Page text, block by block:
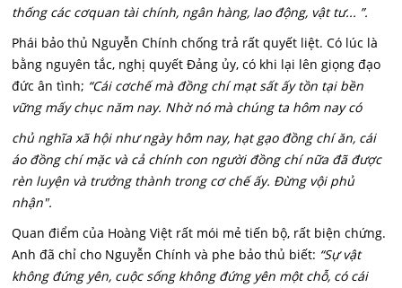
thống các cơquan tài chính, ngân hàng, lao động, vật tư... ”.
Phái bảo thủ Nguyễn Chính chống trả rất quyết liệt. Có lúc là
bằng nguyên tắc, nghị quyết Đảng ủy, có khi lại lên giọng đạo
đức ân tình; “Cái cơchế mà đồng chí mạt sất ấy tồn tại bền
vững mấy chục năm nay. Nhờ nó mà chúng ta hôm nay có
chủ nghĩa xã hội như ngày hôm nay, hạt gạo đồng chí ăn, cái
áo đồng chí mặc và cả chính con người đồng chí nữa đã được
rèn luyện và trưởng thành trong cơ chế ấy. Đừng vội phủ
nhận".
Quan điểm của Hoàng Việt rất mói mẻ tiến bộ, rất biện chứng.
Anh đã chỉ cho Nguyễn Chính và phe bảo thủ biết: “Sự vật
không đứng yên, cuộc sống không đứng yên một chỗ, có cái